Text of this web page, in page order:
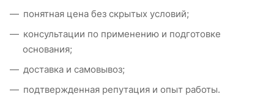
понятная цена без скрытых условий;
консультации по применению и подготовке
основания;
доставка и самовывоз;
подтвержденная репутация и опыт работы.